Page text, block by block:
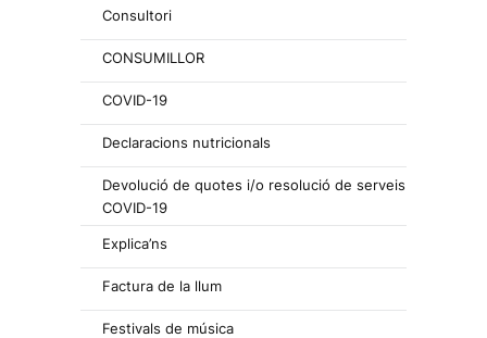
Consultori
CONSUMILLOR
COVID-19
Declaracions nutricionals
Devolució de quotes i/o resolució de serveis
COVID-19
Explica’ns
Factura de la llum
Festivals de música